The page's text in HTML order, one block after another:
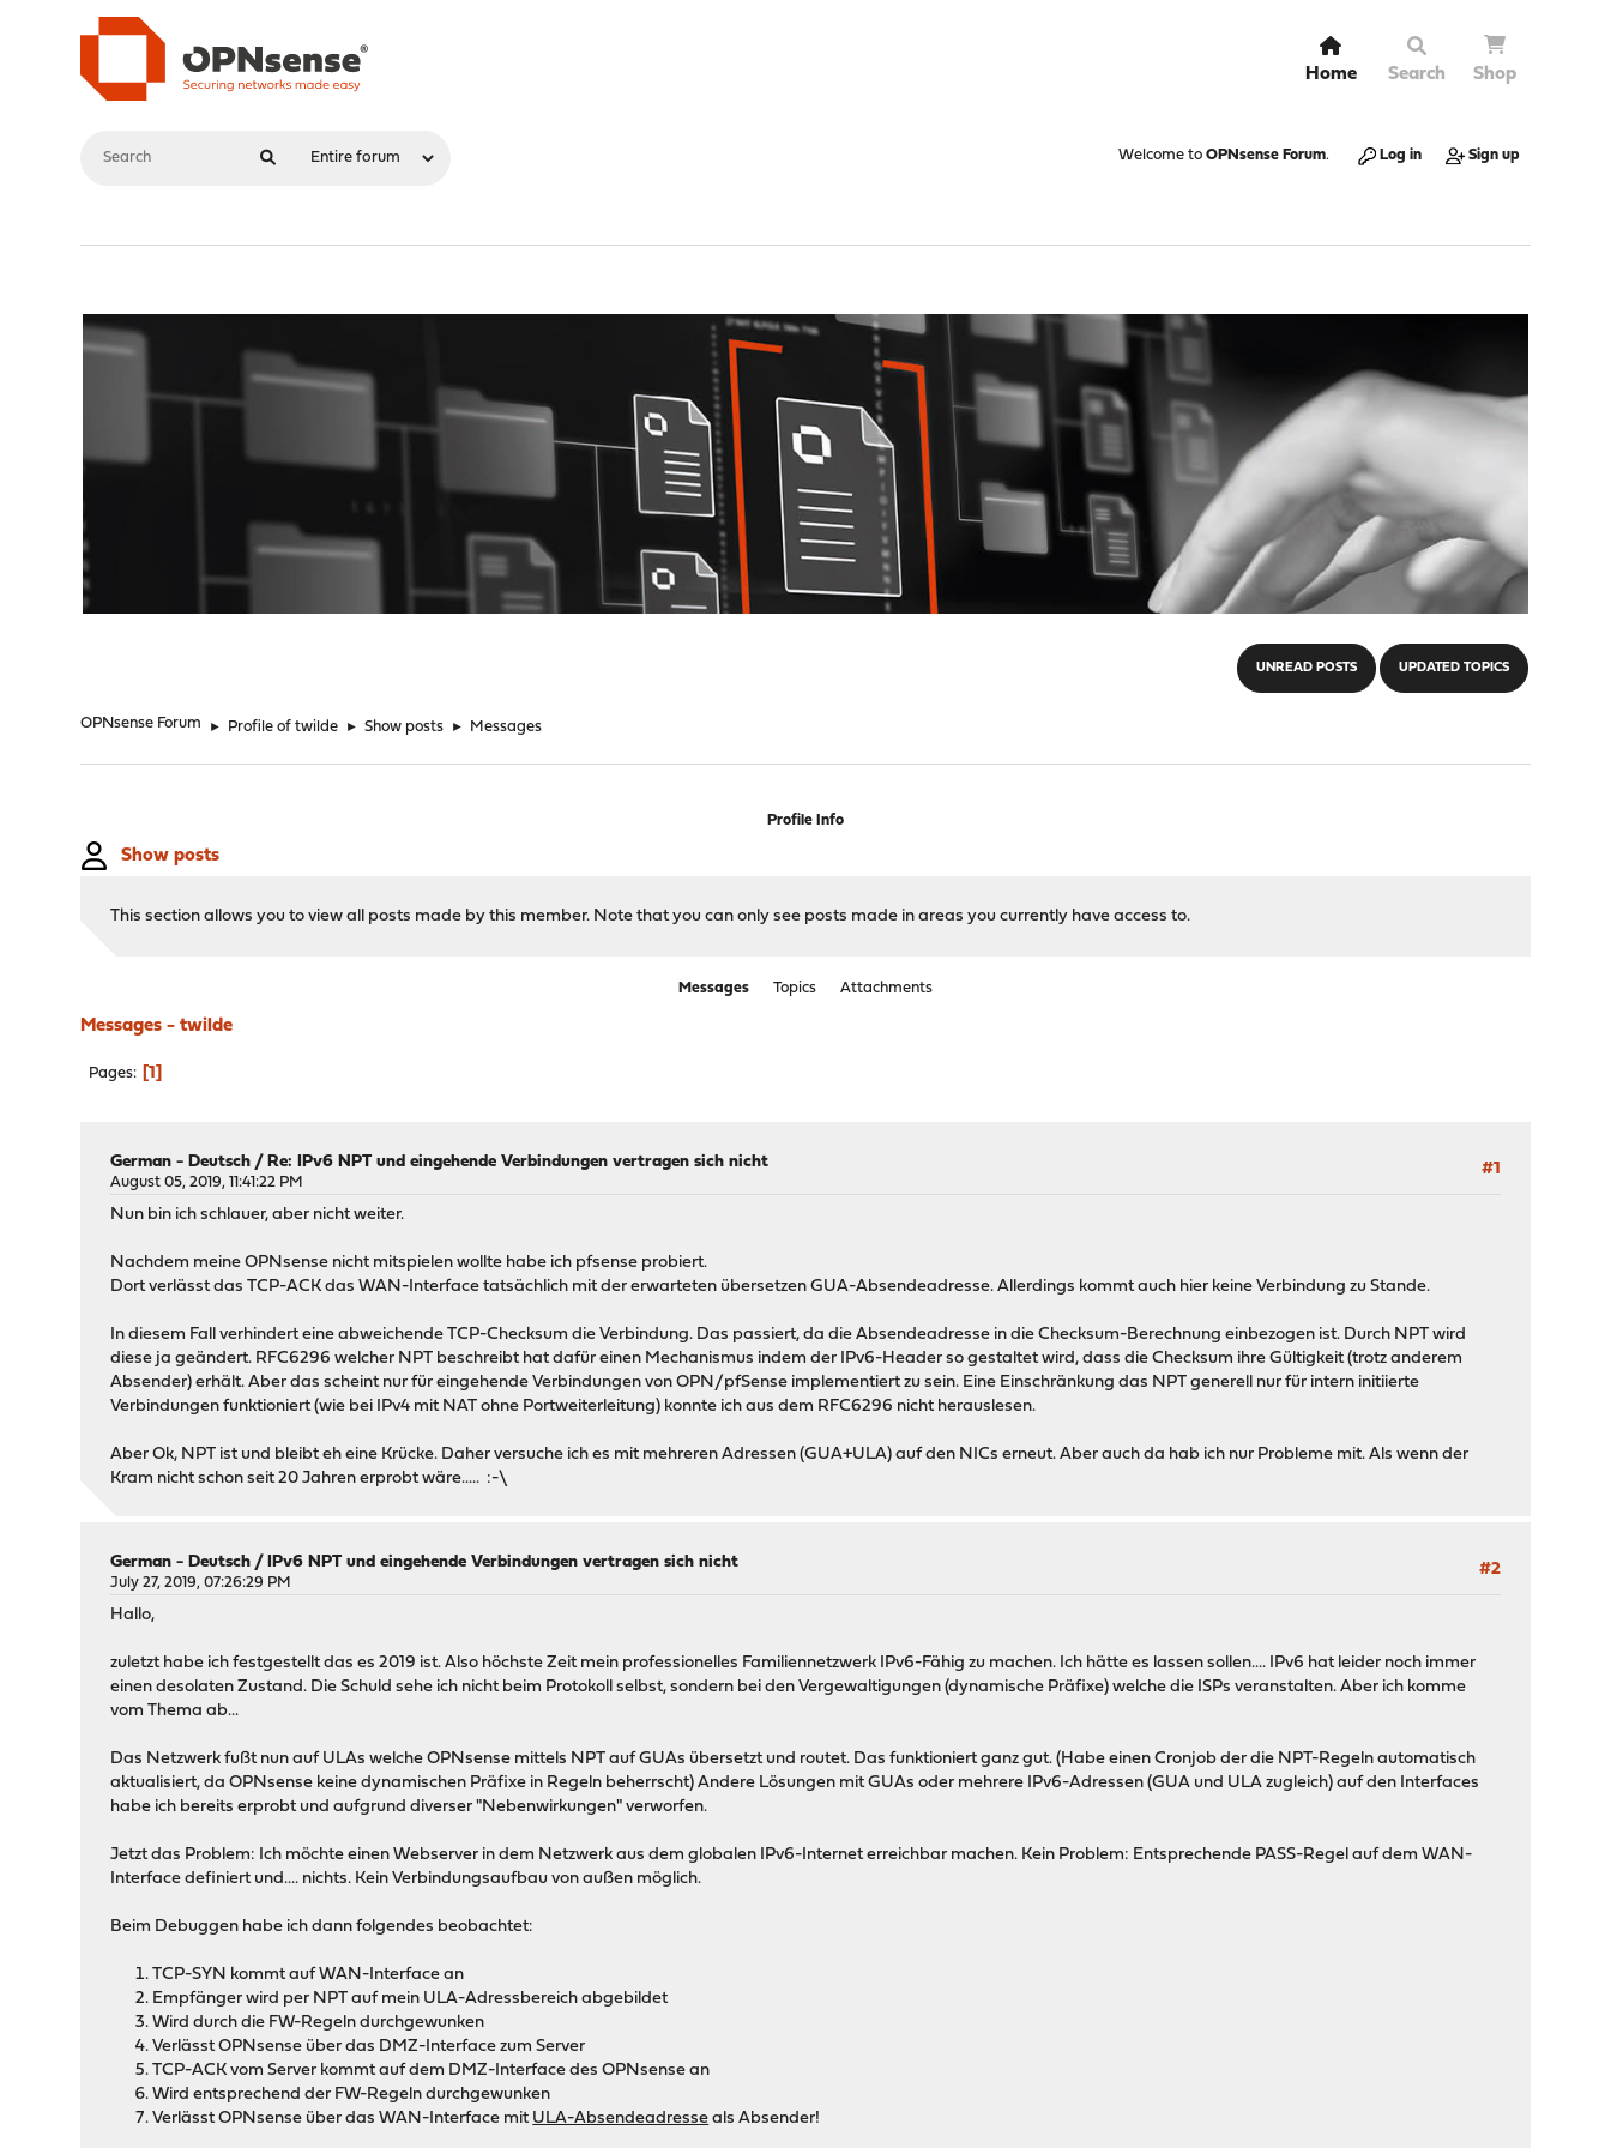
Home Search Shop
Welcome to OPNsense Forum. Log in Sign up
UNREAD POSTS UPDATED TOPICS
OPNsense Forum ► Profile of twilde ► Show posts ► Messages
Profile Info
Show posts
This section allows you to view all posts made by this member. Note that you can only see posts made in areas you currently have access to.
Messages Topics Attachments
Messages - twilde
Pages 1
#1
German - Deutsch /Re: IPv6 NPT und eingehende Verbindungen vertragen sich nicht
August 05, 2019, 11:41:22 PM
Nun bin ich schlauer, aber nicht weiter.
Nachdem meine OPNsense nicht mitspielen wollte habe ich pfsense probiert.
Dort verlässt das TCP-ACK das WAN-Interface tatsächlich mit der erwarteten übersetzen GUA-Absendeadresse. Allerdings kommt auch hier keine Verbindung zu Stande.
In diesem Fall verhindert eine abweichende TCP-Checksum die Verbindung. Das passiert, da die Absendeadresse in die Checksum-Berechnung einbezogen ist. Durch NPT wird
diese ja geändert. RFC6296 welcher NPT beschreibt hat dafür einen Mechanismus indem der IPv6-Header so gestaltet wird, dass die Checksum ihre Gültigkeit (trotz anderem
Absender) erhält. Aber das scheint nur für eingehende Verbindungen von OPN/pfSense implementiert zu sein. Eine Einschränkung das NPT generell nur für intern initiierte
Verbindungen funktioniert (wie bei IPv4 mit NAT ohne Portweiterleitung) konnte ich aus dem RFC6296 nicht herauslesen.
Aber Ok, NPT ist und bleibt eh eine Krücke. Daher versuche ich es mit mehreren Adressen (GUA+ULA) auf den NICs erneut. Aber auch da hab ich nur Probleme mit. Als wenn der
Kram nicht schon seit 20 Jahren erprobt wäre..... :-\
#2
German - Deutsch /IPv6 NPT und eingehende Verbindungen vertragen sich nicht
July 27, 2019, 07:26:29 PM
Hallo,
zuletzt habe ich festgestellt das es 2019 ist. Also höchste Zeit mein professionelles Familiennetzwerk IPv6-Fähig zu machen. Ich hätte es lassen sollen.... IPv6 hat leider noch immer
einen desolaten Zustand. Die Schuld sehe ich nicht beim Protokoll selbst, sondern bei den Vergewaltigungen (dynamische Präfixe) welche die ISPs veranstalten. Aber ich komme
vom Thema ab...
Das Netzwerk fußt nun auf ULAs welche OPNsense mittels NPT auf GUAs übersetzt und routet. Das funktioniert ganz gut. (Habe einen Cronjob der die NPT-Regeln automatisch
aktualisiert, da OPNsense keine dynamischen Präfixe in Regeln beherrscht) Andere Lösungen mit GUAs oder mehrere IPv6-Adressen (GUA und ULA zugleich) auf den Interfaces
habe ich bereits erprobt und aufgrund diverser "Nebenwirkungen" verworfen.
Jetzt das Problem: Ich möchte einen Webserver in dem Netzwerk aus dem globalen IPv6-Internet erreichbar machen. Kein Problem: Entsprechende PASS-Regel auf dem WAN-
Interface definiert und.... nichts. Kein Verbindungsaufbau von außen möglich.
Beim Debuggen habe ich dann folgendes beobachtet:
TCP-SYN kommt auf WAN-Interface an
Empfänger wird per NPT auf mein ULA-Adressbereich abgebildet
Wird durch die FW-Regeln durchgewunken
Verlässt OPNsense über das DMZ-Interface zum Server
TCP-ACK vom Server kommt auf dem DMZ-Interface des OPNsense an
Wird entsprechend der FW-Regeln durchgewunken
Verlässt OPNsense über das WAN-Interface mit ULA-Absendeadresse als Absender!